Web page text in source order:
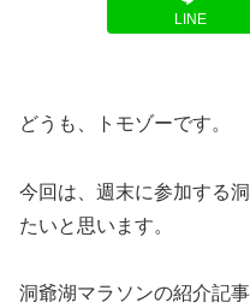
LINE
どうも、トモゾーです。
今回は、週末に参加する
たいと思います。
洞爺湖マラソンの紹介記